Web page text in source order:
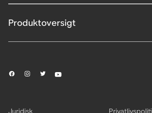
Produktoversigt
Juridisk